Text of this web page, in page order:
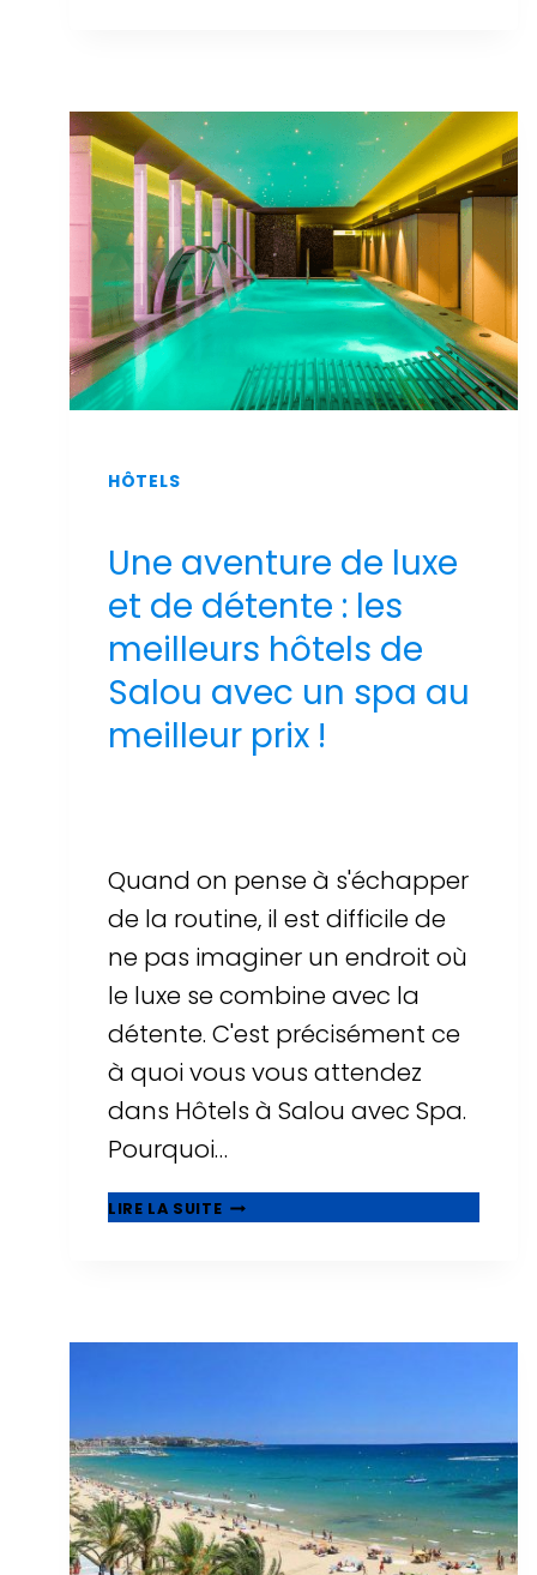
SALOU
TOP
2026
HÔTELS
Une aventure de luxe
et de détente : les
meilleurs hôtels de
Salou avec un spa au
meilleur prix !
Quand on pense à s'échapper
de la routine, il est difficile de
ne pas imaginer un endroit où
le luxe se combine avec la
détente. C'est précisément ce
à quoi vous vous attendez
dans Hôtels à Salou avec Spa.
Pourquoi…
LIRE LA SUITEUNE
AVENTURE
DÉTENTE
HÔTELS
DE
SALOU
AVEC
UN
SPA